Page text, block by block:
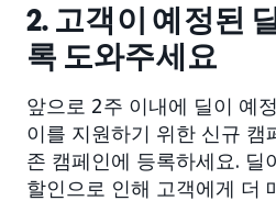
2. 고객이 예정된
록 도와주세요
앞으로 2주 이내에 딜이 예
이를 지원하기 위한 신규 캠
존 캠페인에 등록하세요. 딜
할인으로 인해 고객에게 더